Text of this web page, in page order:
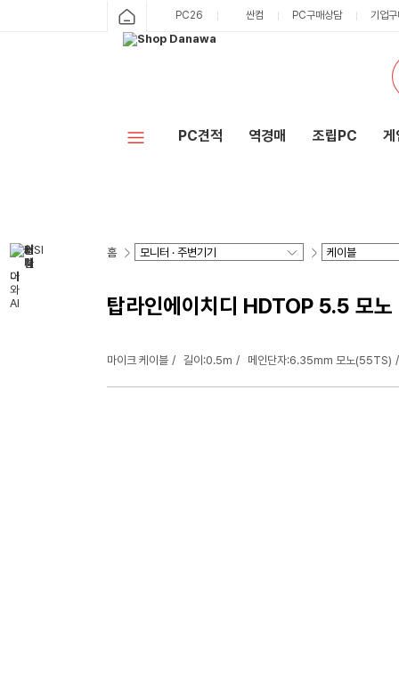
PC26 싼컴 PC구매상담 기업
PC견적 역경매 조립PC 게
홈
탑라인에이치디 HDTOP 5.5 모
마이크 케이블 길이:0.5m 메인단자:6.35mm 모노(55TS)